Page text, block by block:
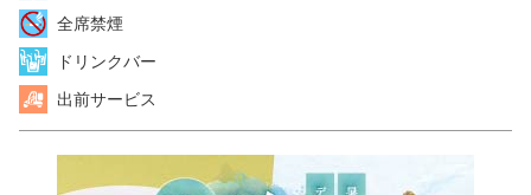
全席禁煙
ドリンクバー
出前サービス